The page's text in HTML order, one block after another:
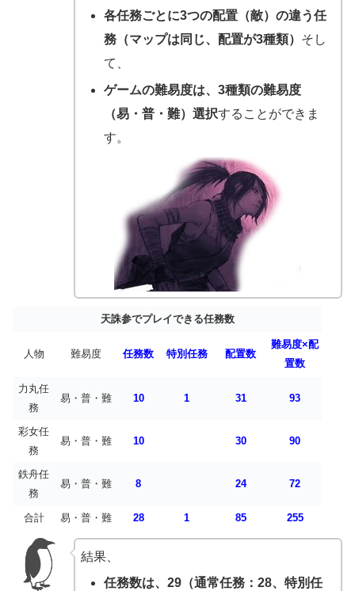
各任務ごとに3つの配置（敵）の違う任
務（マップは同じ、配置が3種類） そし
て、
ゲームの難易度は、3種類の難易度
（易・普・難）選択することができま
す。
天誅参でプレイできる任務数
人物 難易度 任務数 特別任務 配置数
難易度×配
置数
力丸任
務
易・普・難 10 1 31 93
彩女任
務
易・普・難 10 30 90
鉄舟任
務
易・普・難 8 24 72
合計 易・普・難 28 1 85 255
結果、
任務数は、29（通常任務：28、特別任